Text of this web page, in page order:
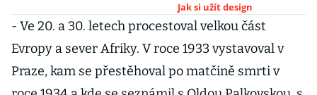
fotoreportáž z
letošního
Designbloku
Jak si užít design
- Ve 20. a 30. letech procestoval velkou část
Evropy a sever Afriky. V roce 1933 vystavoval v
Praze, kam se přestěhoval po matčině smrti v